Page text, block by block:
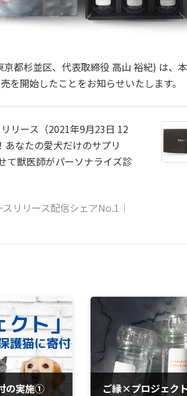
都杉並区、代表取締役 高山 裕紀) は、
開始したことをお知らせいたします。
リース（2021年9月23日 12
なたの愛犬だけのサプリ
て獣医師がパーソナライズ診
リリース配信シェアNo.1｜
の実施① ご縁×プロジェク